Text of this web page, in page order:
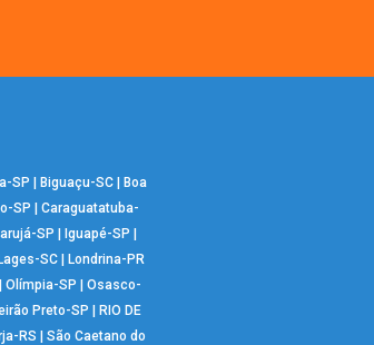
SP | Biguaçu-SC| Boa
SP | Caraguatatuba-
SP | Iguapé-SP |
SC| Londrina-PR
| Olímpia-SP | Osasco-
Preto-SP | RIO DE
RS | São Caetano do